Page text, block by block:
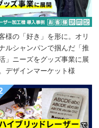
様の「好き」を形に。オリ
ルシャンパンで掴んだ「推
」ニーズをグッズ事業に展
デザインマーケット様